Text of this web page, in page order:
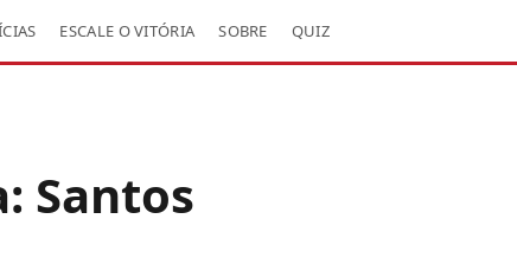
ESCALE O VITÓRIA SOBRE QUIZ
Santos